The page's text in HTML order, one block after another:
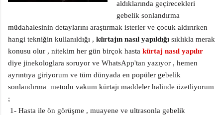
aldıklarında geçirecekleri
gebelik sonlandırma
müdahalesinin detaylarını araştırmak isterler ve çocuk aldırırken
hangi tekniğin kullanıldığı , kürtajın nasıl yapıldığı sıklıkla merak
konusu olur , nitekim her gün birçok hasta kürtaj nasıl yapılır
diye jinekologlara soruyor ve WhatsApp'tan yazıyor , hemen
ayrıntıya giriyorum ve tüm dünyada en popüler gebelik
sonlandırma metodu vakum kürtajı maddeler halinde özetliyorum
;
1- Hasta ile ön görüşme , muayene ve ultrasonla gebelik